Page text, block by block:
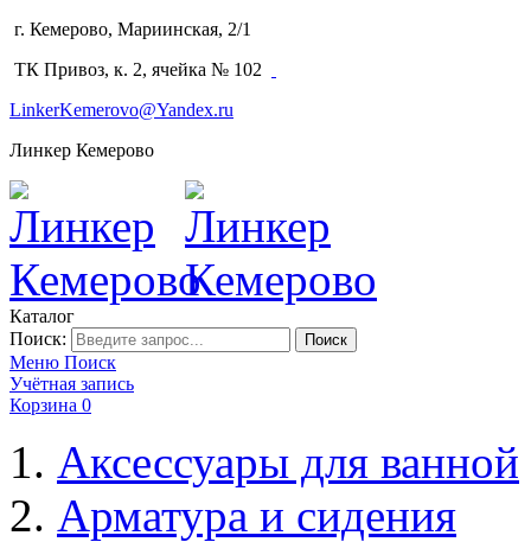
г. Кемерово, Мариинская, 2/1
ТК Привоз, к. 2, ячейка № 102
LinkerKemerovo@Yandex.ru
Линкер Кемерово
Каталог
Поиск:
Поиск
Меню Поиск
Учётная запись
Корзина 0
Аксессуары для ванной
Арматура и сидения